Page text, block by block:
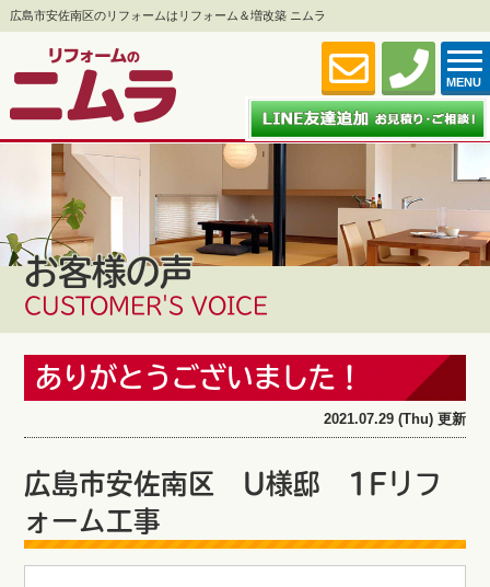
広島市安佐南区のリフォームはリフォーム＆増改築 ニムラ
MENU
お客様の声
CUSTOMER'S VOICE
ありがとうございました！
2021.07.29 (Thu) 更新
広島市安佐南区 U様邸 1Fリフ
ォーム工事